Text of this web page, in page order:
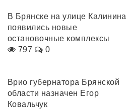
В Брянске на улице Калинина
появились новые
остановочные комплексы
797
0
Врио губернатора Брянской
области назначен Егор
Ковальчук